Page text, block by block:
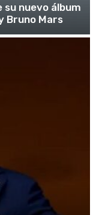
su nuevo álbum
Bruno Mars